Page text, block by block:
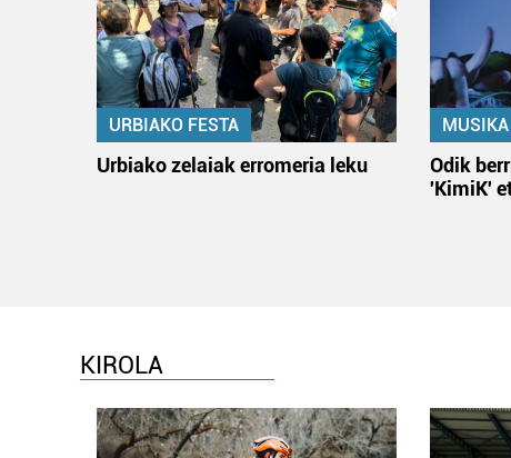
URBIAKO FESTA
Urbiako zelaiak erromeria leku
MUSIKA
Odik
'KimiK'
KIROLA